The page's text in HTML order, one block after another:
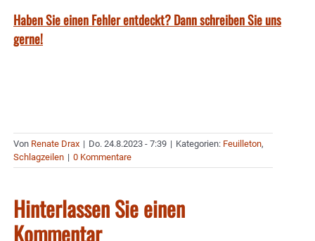
Haben Sie einen Fehler entdeckt? Dann schreiben Sie uns
gerne!
Von Renate Drax | Do. 24.8.2023 - 7:39 | Kategorien: Feuilleton,
Schlagzeilen | 0 Kommentare
Hinterlassen Sie einen
Kommentar